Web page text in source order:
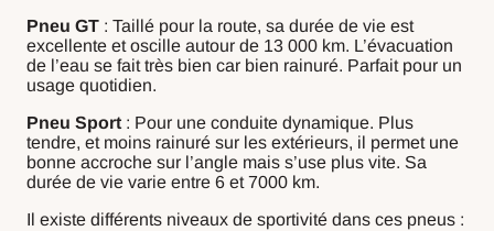
Pneu GT : Taillé pour la route, sa durée de vie est
excellente et oscille autour de 13 000 km. L’évacuation
de l’eau se fait très bien car bien rainuré. Parfait pour un
usage quotidien.
Pneu Sport : Pour une conduite dynamique. Plus
tendre, et moins rainuré sur les extérieurs, il permet une
bonne accroche sur l’angle mais s’use plus vite. Sa
durée de vie varie entre 6 et 7000 km.
Il existe différents niveaux de sportivité dans ces pneus :